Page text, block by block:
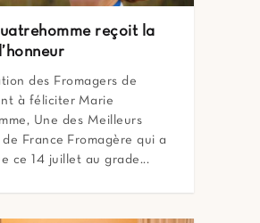
reçoit la
des Fromagers de
à féliciter Marie
Une des Meilleurs
France Fromagère qui a
ce 14 juillet au grade...